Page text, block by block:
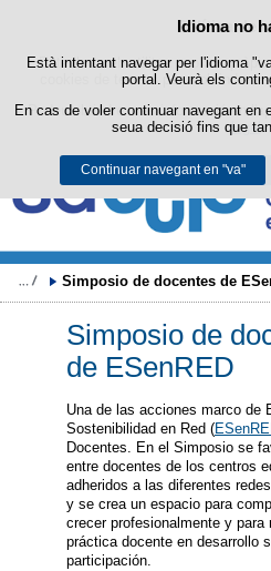
Política de
Este lloc web utilitza cookies
cookies de tercers per a obtindre
Podeu obtindre més informació en
legal.
Acceptar
Idioma no
Està intentant navegar per l'idioma
portal. Veurà els
En cas de voler continuar navegant en
seua decisió fins que
Continuar navegant en "va"
Simposio de docentes de
Simposio de
de ESenRED
Una de las acciones marco de
Sostenibilidad en Red (
Docentes. En el Simposio se
entre docentes de los centros
adheridos a las diferentes
y se crea un espacio para
crecer profesionalmente y
práctica docente en desarrollo
participación.